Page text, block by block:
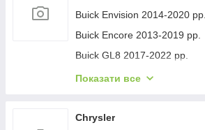
Buick Envision 2014-2020 рр.
Buick Encore 2013-2019 рр.
Buick GL8 2017-2022 рр.
Buick Lacrosse 2017-2023 рр.
Buick Verano 2016-2021 рр.
Показати все
Chrysler